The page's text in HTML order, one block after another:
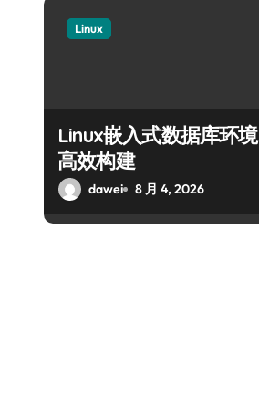
Linux
Linux嵌入式数据库环境
高效构建
dawei 8 月 4, 2026